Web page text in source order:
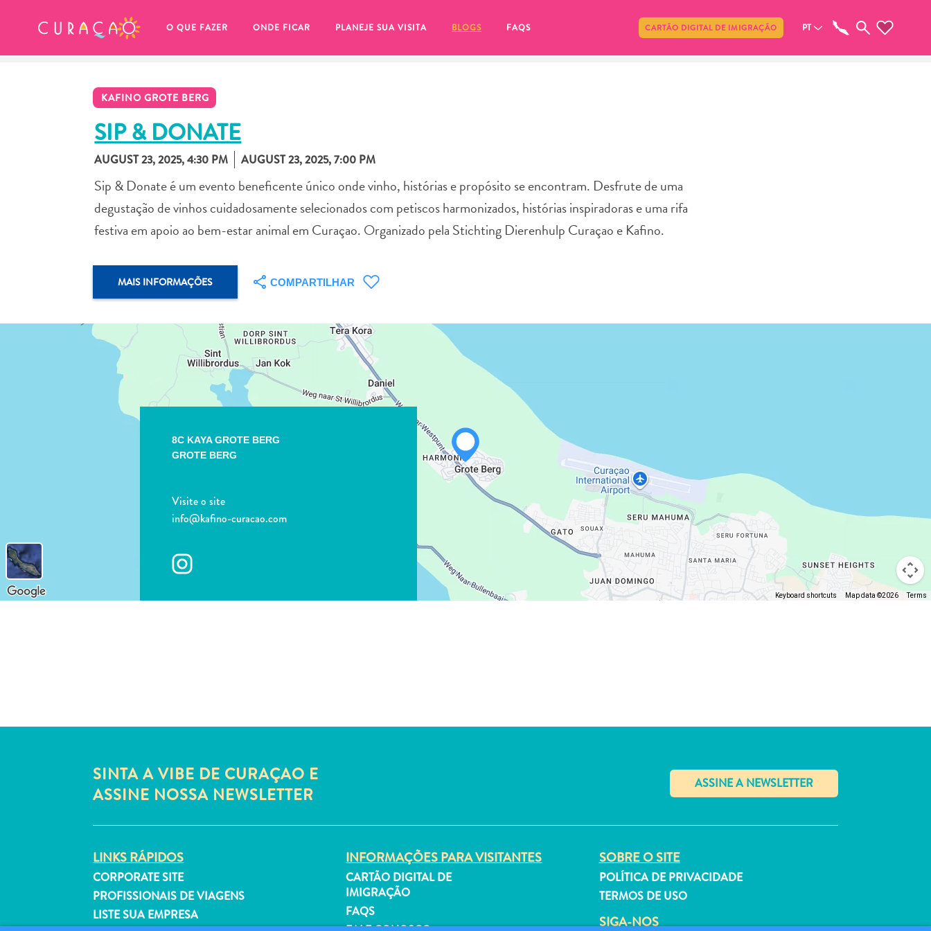
O QUE FAZER ONDE FICAR PLANEJE SUA VISITA BLOGS FAQS CARTÃO DIGITAL DE IMIGRAÇÃO PT
KAFINO GROTE BERG
SIP & DONATE
AUGUST 23, 2025, 4:30 PM AUGUST 23, 2025, 7:00 PM
Sip & Donate é um evento beneficente único onde vinho, histórias e propósito se encontram. Desfrute de uma
degustação de vinhos cuidadosamente selecionados com petiscos harmonizados, histórias inspiradoras e uma rifa
festiva em apoio ao bem-estar animal em Curaçao. Organizado pela Stichting Dierenhulp Curaçao e Kafino.
MAIS INFORMAÇÕES COMPARTILHAR
WHATSAPP
8C KAYA GROTE BERG
GROTE BERG
Visite o site
info@kafino-curacao.com
Keyboard shortcuts Map data ©2026 Terms
SINTA A VIBE DE CURAÇAO E
ASSINE NOSSA NEWSLETTER
✕
LINKS RÁPIDOS
CORPORATE SITE
PROFISSIONAIS DE VIAGENS
LISTE SUA EMPRESA
INFORMAÇÕES PARA VISITANTES
CARTÃO DIGITAL DE
IMIGRAÇÃO
FAQS
SOBRE O SITE
POLÍTICA DE PRIVACIDADE
TERMOS DE USO
SIGA-NOS
MEUS FAVORITOS Compartilhar
local favorito.
Sempre que você quiser salvar algo para mais tarde, certifique-se de clicar no
COPIE LINK